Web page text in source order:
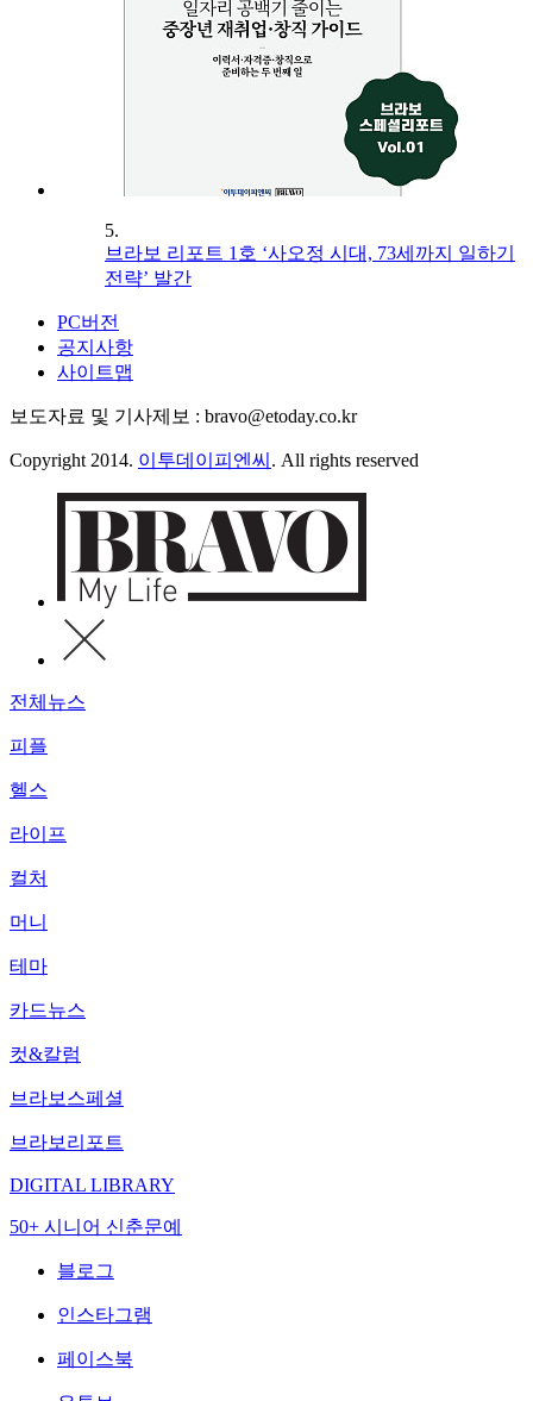
5.
브라보 리포트 1호 ‘사오정 시대, 73세까지 일하기
전략’ 발간
PC버전
공지사항
사이트맵
보도자료 및 기사제보 : bravo@etoday.co.kr
Copyright 2014. 이투데이피엔씨 . All rights reserved
전체뉴스
피플
헬스
라이프
컬처
머니
테마
카드뉴스
컷&칼럼
브라보스페셜
브라보리포트
DIGITAL LIBRARY
50+ 시니어 신춘문예
블로그
인스타그램
페이스북